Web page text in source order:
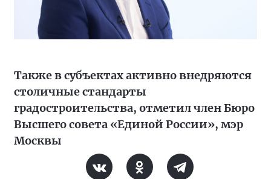
Также в субъектах активно внедряются
столичные стандарты
градостроительства, отметил член Бюро
Высшего совета «Единой России», мэр
Москвы